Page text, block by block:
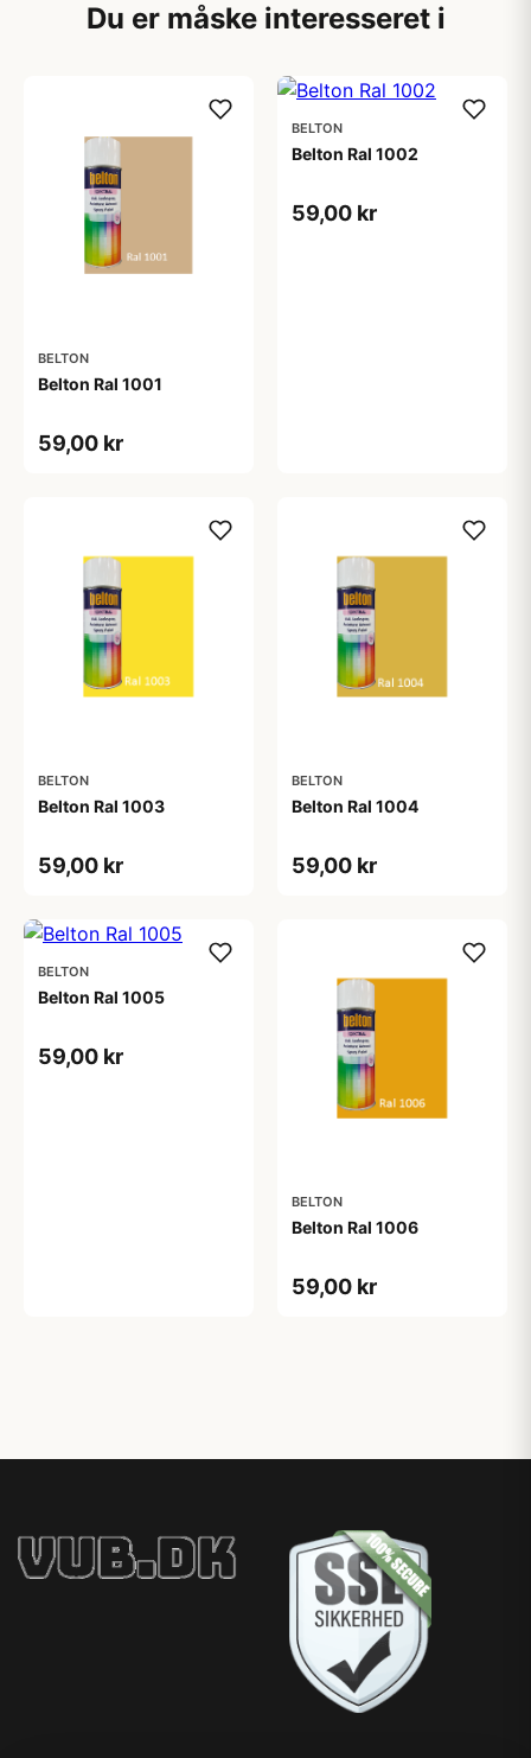
Du er måske interesseret i
BELTON
Belton Ral 1001
59,00 kr
BELTON
Belton Ral 1002
59,00 kr
BELTON
Belton Ral 1003
59,00 kr
BELTON
Belton Ral 1004
59,00 kr
BELTON
Belton Ral 1005
59,00 kr
BELTON
Belton Ral 1006
59,00 kr